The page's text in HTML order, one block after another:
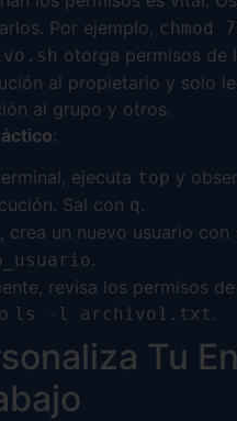
Por ejemplo,
chmod
otorga permisos de
al propietario y solo
al grupo y otros.
:
ejecuta top y
Sal con q .
crea un nuevo usuario con
.
revisa los permisos
ls -l archivo1.txt .
Tu